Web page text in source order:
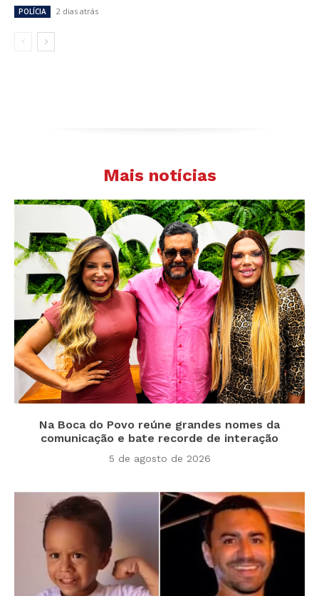
POLÍCIA 2 dias atrás
Mais notícias
Na Boca do Povo reúne grandes nomes da
comunicação e bate recorde de interação
5 de agosto de 2026